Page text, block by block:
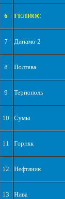
6 ГЕЛИОС
7 Динамо-2
8 Полтава
9 Тернополь
10 Сумы
11 Горняк
12 Нефтяник
13 Нива